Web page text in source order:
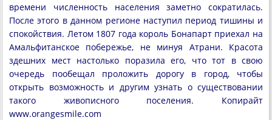
времени численность населения заметно сократилась.
После этого в данном регионе наступил период тишины и
спокойствия. Летом 1807 года король Бонапарт приехал на
Амальфитанское побережье, не минуя Атрани. Красота
здешних мест настолько поразила его, что тот в свою
очередь пообещал проложить дорогу в город, чтобы
открыть возможность и другим узнать о существовании
такого живописного поселения. Копирайт
www.orangesmile.com